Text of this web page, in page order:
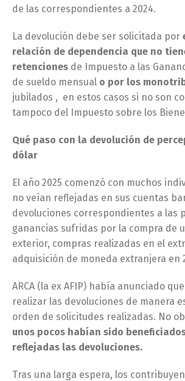
de las correspondientes a 2024.
La devolución debe ser solicitada por
relación de dependencia que no
retenciones de Impuesto a las
de sueldo mensual o por los
jubilados , en estos casos si no son
tampoco del Impuesto sobre los
Qué paso con la devolución de
dólar
El año 2025 comenzó con muchos
no veían reflejadas en sus cuentas
devoluciones correspondientes a las
ganancias sufridas por la compra de
exterior, compras realizadas en el
adquisición de moneda extranjera en
ARCA (la ex AFIP) había anunciado
realizar las devoluciones de manera
orden de solicitudes realizadas. No
unos pocos habían sido
reflejadas las devoluciones.
Tras una larga espera, los